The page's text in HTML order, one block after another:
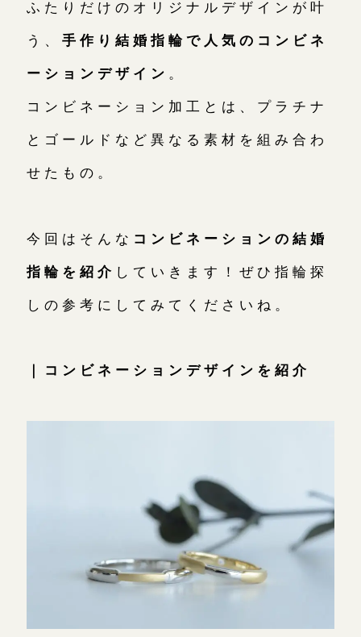
プライバシーポリシー
用語集
ふたりだけのオリジナルデザインが叶
う、 手作り結婚指輪で人気のコンビネ
ーションデザイン 。
コンビネーション加工とは、プラチナ
とゴールドなど異なる素材を組み合わ
せたもの。
今回はそんな コンビネーションの結婚
指輪を紹介 していきます！ぜひ指輪探
しの参考にしてみてくださいね。
｜コンビネーションデザインを紹介
年末年始は除く
目黒本店 来店ご予約
来店ご予約
来店ご予約